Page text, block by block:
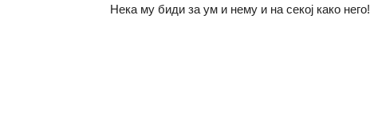
Нека му биди за ум и нему и на секој како него!